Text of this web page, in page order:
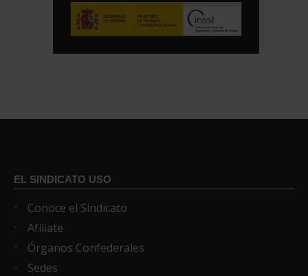
EL SINDICATO USO
Conoce el Sindicato
Afíliate
Órganos Confederales
Sedes